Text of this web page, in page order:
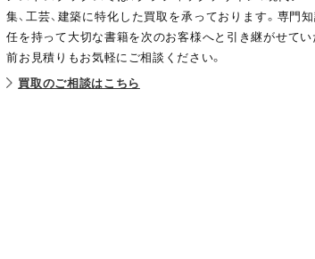
集、工芸、建築に特化した買取を承っております。専門
任を持って大切な書籍を次のお客様へと引き継がせてい
前お見積りもお気軽にご相談ください。
買取のご相談はこちら